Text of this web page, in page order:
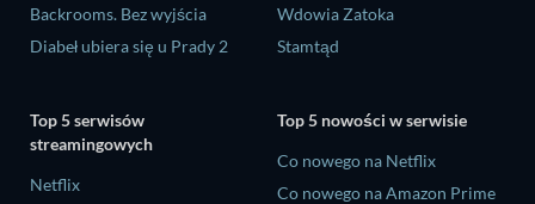
Backrooms. Bez wyjścia
Diabeł ubiera się u Prady 2
Wdowia Zatoka
Stamtąd
Top 5 serwisów
streamingowych
Netflix
Top 5 nowości w serwisie
Co nowego na Netflix
Co nowego na Amazon Prime